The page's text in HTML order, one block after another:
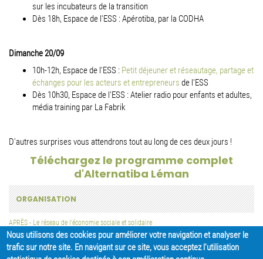
sur les incubateurs de la transition
Dès 18h, Espace de l'ESS : Apérotiba, par la CODHA
Dimanche 20/09
10h-12h, Espace de l'ESS : Petit déjeuner et réseautage, partage et
échanges pour les acteurs et entrepreneurs de l'ESS
Dès 10h30, Espace de l'ESS : Atelier radio pour enfants et adultes,
média training par La Fabrik
D'autres surprises vous attendrons tout au long de ces deux jours !
Téléchargez le programme complet
d'Alternatiba Léman
ORGANISATION
APRÈS - Le réseau de l'économie sociale et solidaire
PARTAGER
Nous utilisons des cookies pour améliorer votre navigation et analyser le
trafic sur notre site. En navigant sur ce site, vous acceptez l'utilisation